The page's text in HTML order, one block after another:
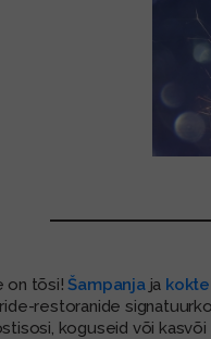
on tõsi!Šampanjaja
restoranide
koguseid või kasvõi